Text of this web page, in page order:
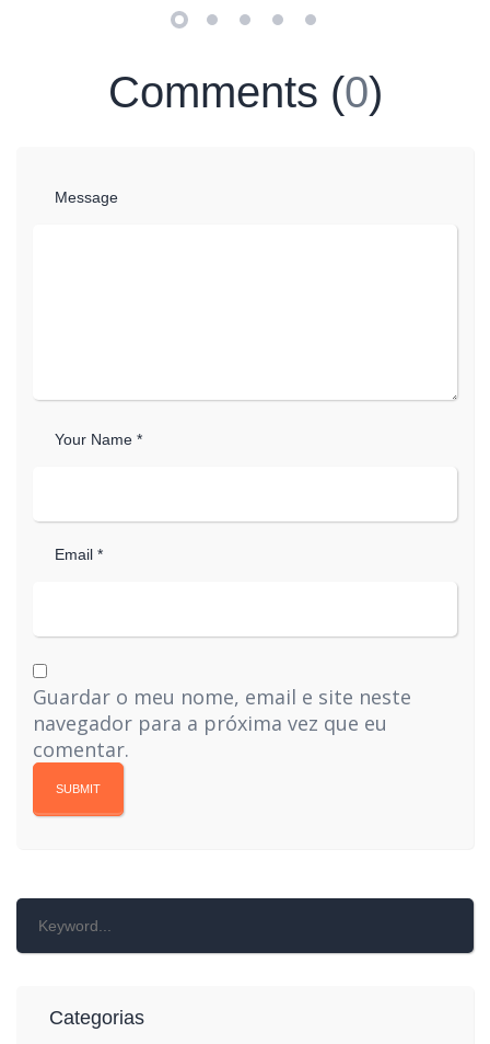
Comments (0)
Message
Your Name *
Email *
Guardar o meu nome, email e site neste
navegador para a próxima vez que eu
comentar.
Categorias